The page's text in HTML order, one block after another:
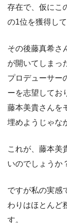
存在で、仮にこ
の1位を獲得し
その後藤真希さ
が開いてしまっ
プロデューサー
ーを志望してお
藤本美貴さんを
埋めようじゃな
これが、藤本美
いのでしょうか
ですが私の実感
わりはほとんど
す。